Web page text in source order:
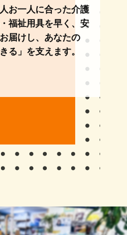
お一人に合った介護
福祉用具を早く、安
届けし、あなたの
きる」を支えます。